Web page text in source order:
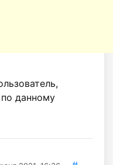
по данному